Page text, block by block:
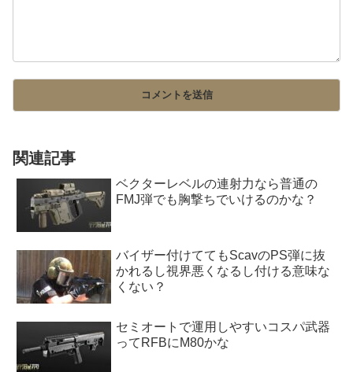
関連記事
ベクターレベルの連射力なら普通の
FMJ弾でも胸撃ちでいけるのかな？
バイザー付けててもScavのPS弾に抜
かれるし視界悪くなるし付ける意味な
くない？
セミオートで運用しやすいコスパ武器
ってRFBにM80かな